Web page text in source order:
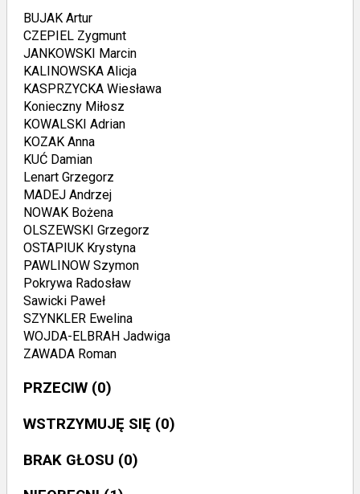
BUJAK Artur
CZEPIEL Zygmunt
JANKOWSKI Marcin
KALINOWSKA Alicja
KASPRZYCKA Wiesława
Konieczny Miłosz
KOWALSKI Adrian
KOZAK Anna
KUĆ Damian
Lenart Grzegorz
MADEJ Andrzej
NOWAK Bożena
OLSZEWSKI Grzegorz
OSTAPIUK Krystyna
PAWLINOW Szymon
Pokrywa Radosław
Sawicki Paweł
SZYNKLER Ewelina
WOJDA-ELBRAH Jadwiga
ZAWADA Roman
PRZECIW (0)
WSTRZYMUJĘ SIĘ (0)
BRAK GŁOSU (0)